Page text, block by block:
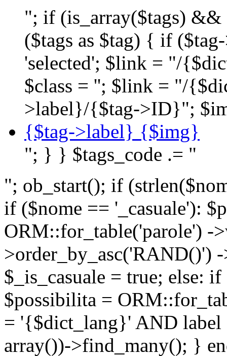
"; if (is_array($tags) &&
($tags as $tag) { if
'selected'; $link = "/
$class = ''; $link = "/
>label}/{$tag->ID}";
{$tag->label} {$img}
"; } } $tags_code .= "
"; ob_start(); if
if ($nome == '_casuale'):
ORM::for_table('parole') -
>order_by_asc('RAND()')
$_is_casuale = true; else:
$possibilita =
= '{$dict_lang}' AND
array())->find_many(); }